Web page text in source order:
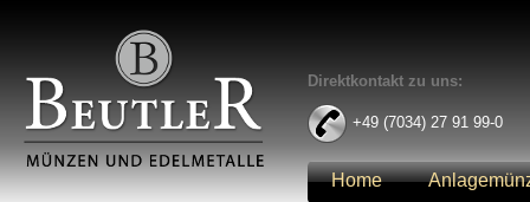
Direktkontakt zu uns:
+49 (7034) 27 91 99-0
Home